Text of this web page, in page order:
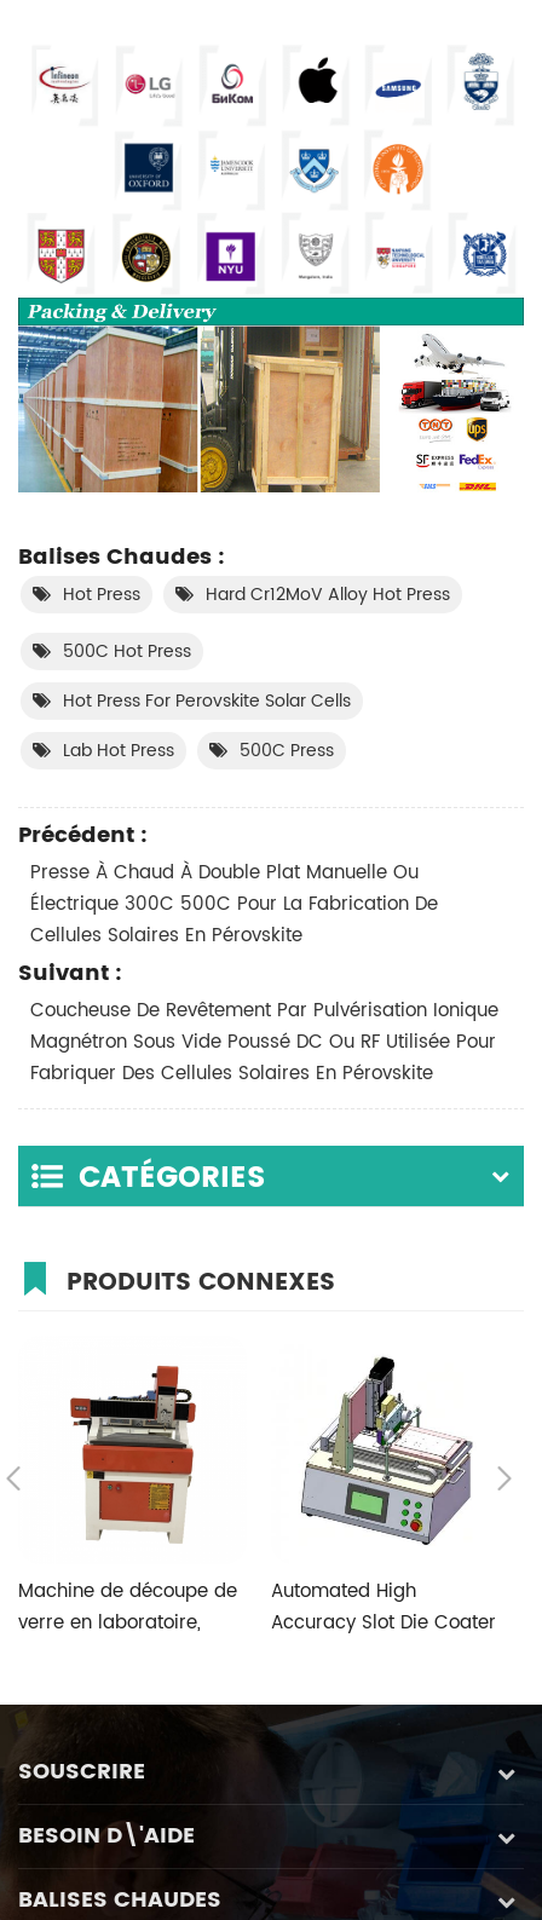
Balises Chaudes :
Hot Press Hard Cr12MoV Alloy Hot Press
500C Hot Press
Hot Press For Perovskite Solar Cells
Lab Hot Press
500C Press
Précédent :
Presse À Chaud À Double Plat Manuelle Ou
Électrique 300C 500C Pour La Fabrication De
Cellules Solaires En Pérovskite
Suivant :
Coucheuse De Revêtement Par Pulvérisation Ionique
Magnétron Sous Vide Poussé DC Ou RF Utilisée Pour
Fabriquer Des Cellules Solaires En Pérovskite
CATÉGORIES
PRODUITS CONNEXES
Machine de découpe de
verre en laboratoire,
de contrôle spécial de
verre personnalisé à
cinq axes
Automated High
Accuracy Slot Die Coater
SOUSCRIRE
BESOIN D\'AIDE
BALISES CHAUDES